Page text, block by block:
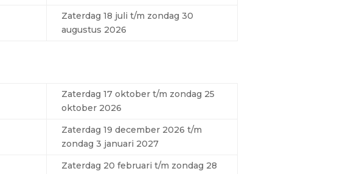
Zaterdag 18 juli t/m zondag 30
augustus 2026
Zaterdag 17 oktober t/m zondag 25
oktober 2026
Zaterdag 19 december 2026 t/m
zondag 3 januari 2027
Zaterdag 20 februari t/m zondag 28